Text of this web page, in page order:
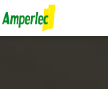
Panneau de gestion des cookies